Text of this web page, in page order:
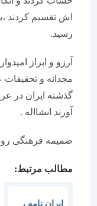
آرزو و ابراز امیدواری
مجدانه و تحقیقات علمی
گذشته ایران در عرصه
آورند انشااله .
ضمیمه فرهنگی روزنامه
مطالب مرتبط:
ایران نامه ،